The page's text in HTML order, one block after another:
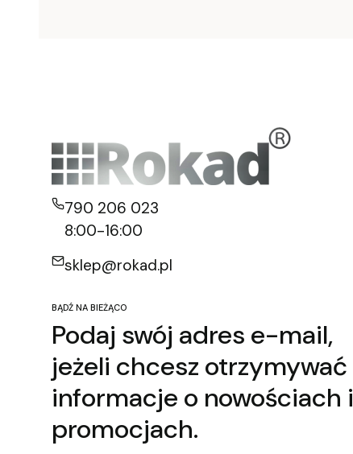
790 206 023
8:00-16:00
sklep@rokad.pl
BĄDŹ NA BIEŻĄCO
Podaj swój adres e-mail,
jeżeli chcesz otrzymywać
informacje o nowościach i
promocjach.